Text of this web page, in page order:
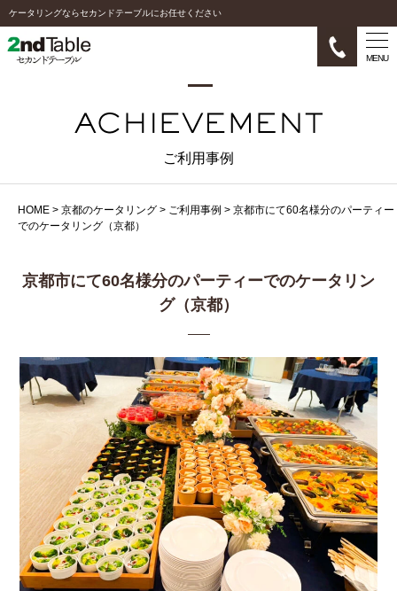
ケータリングならセカンドテーブルにお任せください
MENU
ご利用事例
HOME > 京都のケータリング > ご利用事例 > 京都市にて60名様分のパーティー
でのケータリング（京都）
京都市にて60名様分のパーティーでのケータリン
グ（京都）